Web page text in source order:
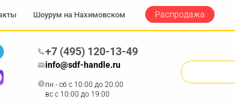
+7 (495) 120-13-49
info@sdf-handle.ru
пн - сб c 10:00 до 20:00
вс c 10:00 до 19:00
Шоурум на Нахимовском Распродажа